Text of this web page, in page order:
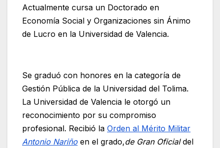
Actualmente cursa un Doctorado en
Economía Social y Organizaciones sin Ánimo
de Lucro en la Universidad de Valencia.
Se graduó con honores en la categoría de
Gestión Pública de la Universidad del Tolima.
La Universidad de Valencia le otorgó un
reconocimiento por su compromiso
profesional. Recibió la Orden al Mérito Militar
Antonio Nariño en el grado,de Gran Oficialdel